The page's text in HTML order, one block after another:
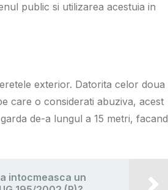
public si utilizarea acestuia in
exterior. Datorita celor doua
care o considerati abuziva, acest
de-a lungul a 15 metri,
intocmeasca un